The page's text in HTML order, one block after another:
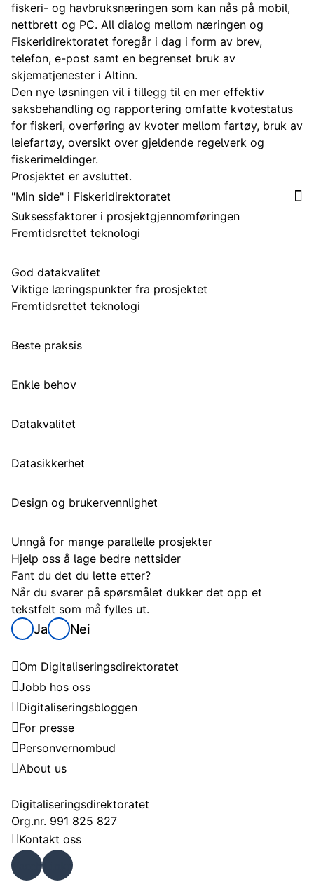
fiskeri- og havbruksnæringen som kan nås på mobil,
nettbrett og PC. All dialog mellom næringen og
Fiskeridirektoratet foregår i dag i form av brev,
telefon, e-post samt en begrenset bruk av
skjematjenester i Altinn.
Den nye løsningen vil i tillegg til en mer effektiv
saksbehandling og rapportering omfatte kvotestatus
for fiskeri, overføring av kvoter mellom fartøy, bruk av
leiefartøy, oversikt over gjeldende regelverk og
fiskerimeldinger.
Prosjektet er avsluttet.
"Min side" i Fiskeridirektoratet
Suksessfaktorer i prosjektgjennomføringen
Fremtidsrettet teknologi
God datakvalitet
Viktige læringspunkter fra prosjektet
Fremtidsrettet teknologi
Beste praksis
Enkle behov
Datakvalitet
Datasikkerhet
Design og brukervennlighet
Unngå for mange parallelle prosjekter
Hjelp oss å lage bedre nettsider
Fant du det du lette etter?
Når du svarer på spørsmålet dukker det opp et
tekstfelt som må fylles ut.
Ja Nei
Om Digitaliseringsdirektoratet
Jobb hos oss
Digitaliseringsbloggen
For presse
Personvernombud
About us
Digitaliseringsdirektoratet
Org.nr. 991 825 827
Kontakt oss
Faceb